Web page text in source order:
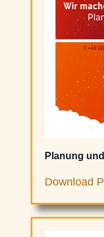
Planung
Download